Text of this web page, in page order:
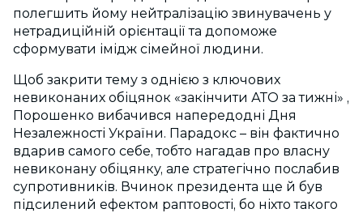
полегшить йому нейтралізацію звинувачень у
нетрадиційній орієнтації та допоможе
сформувати імідж сімейної людини.
Щоб закрити тему з однією з ключових
невиконаних обіцянок «закінчити АТО за тижні» ,
Порошенко вибачився напередодні Дня
Незалежності України. Парадокс – він фактично
вдарив самого себе, тобто нагадав про власну
невиконану обіцянку, але стратегічно послабив
супротивників. Вчинок президента ще й був
підсилений ефектом раптовості, бо ніхто такого